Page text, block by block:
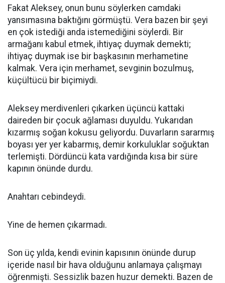
Fakat Aleksey, onun bunu söylerken camdaki
yansımasına baktığını görmüştü. Vera bazen bir şeyi
en çok istediği anda istemediğini söylerdi. Bir
armağanı kabul etmek, ihtiyaç duymak demekti;
ihtiyaç duymak ise bir başkasının merhametine
kalmak. Vera için merhamet, sevginin bozulmuş,
küçültücü bir biçimiydi.
Aleksey merdivenleri çıkarken üçüncü kattaki
daireden bir çocuk ağlaması duyuldu. Yukarıdan
kızarmış soğan kokusu geliyordu. Duvarların sararmış
boyası yer yer kabarmış, demir korkuluklar soğuktan
terlemişti. Dördüncü kata vardığında kısa bir süre
kapının önünde durdu.
Anahtarı cebindeydi.
Yine de hemen çıkarmadı.
Son üç yılda, kendi evinin kapısının önünde durup
içeride nasıl bir hava olduğunu anlamaya çalışmayı
öğrenmişti. Sessizlik bazen huzur demekti. Bazen de